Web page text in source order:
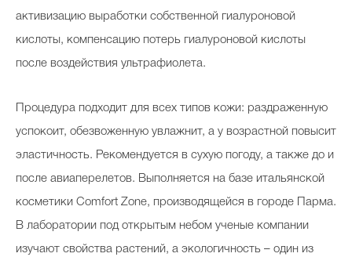
активизацию выработки собственной гиалуроновой
кислоты, компенсацию потерь гиалуроновой кислоты
после воздействия ультрафиолета.
Процедура подходит для всех типов кожи: раздраженную
успокоит, обезвоженную увлажнит, а у возрастной повысит
эластичность. Рекомендуется в сухую погоду, а также до и
после авиаперелетов. Выполняется на базе итальянской
косметики Comfort Zone, производящейся в городе Парма.
В лаборатории под открытым небом ученые компании
изучают свойства растений, а экологичность – один из